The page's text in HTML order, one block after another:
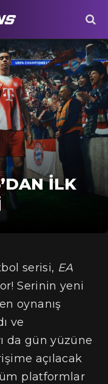
İLK
serisi, EA
Serinin yeni
oynanış
ve
da gün yüzüne
açılacak
platformlar